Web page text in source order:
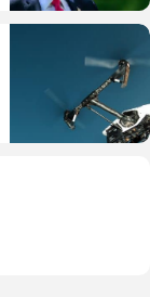
חדשות